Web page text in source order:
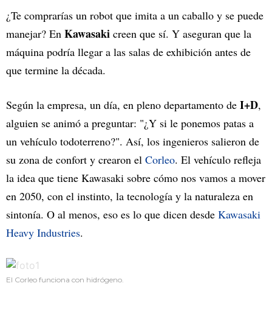
¿Te comprarías un robot que imita a un caballo y se puede
manejar? En Kawasaki creen que sí. Y aseguran que la
máquina podría llegar a las salas de exhibición antes de
que termine la década.
Según la empresa, un día, en pleno departamento de I+D,
alguien se animó a preguntar: "¿Y si le ponemos patas a
un vehículo todoterreno?". Así, los ingenieros salieron de
su zona de confort y crearon el Corleo. El vehículo refleja
la idea que tiene Kawasaki sobre cómo nos vamos a mover
en 2050, con el instinto, la tecnología y la naturaleza en
sintonía. O al menos, eso es lo que dicen desde Kawasaki
Heavy Industries.
El Corleo funciona con hidrógeno.